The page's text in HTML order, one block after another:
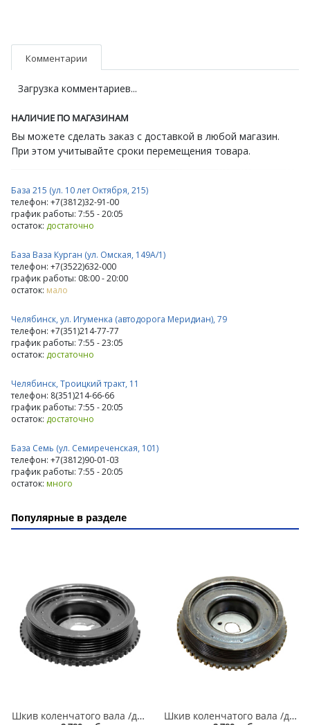
Комментарии
Загрузка комментариев...
НАЛИЧИЕ ПО МАГАЗИНАМ
Вы можете сделать заказ с доставкой в любой магазин.
При этом учитывайте сроки перемещения товара.
База 215 (ул. 10 лет Октября, 215)
телефон: +7(3812)32-91-00
график работы: 7:55 - 20:05
остаток: достаточно
База Ваза Курган (ул. Омская, 149А/1)
телефон: +7(3522)632-000
график работы: 08:00 - 20:00
остаток: мало
Челябинск, ул. Игуменка (автодорога Меридиан), 79
телефон: +7(351)214-77-77
график работы: 7:55 - 23:05
остаток: достаточно
Челябинск, Троицкий тракт, 11
телефон: 8(351)214-66-66
график работы: 7:55 - 20:05
остаток: достаточно
База Семь (ул. Семиреченская, 101)
телефон: +7(3812)90-01-03
график работы: 7:55 - 20:05
остаток: много
Популярные в разделе
Шкив коленчатого вала /демпфер/ 2112, 21124, 21126 /16 кл./ в Кургане Шкив коленчатого вала /демпфер/ 2108-099,2110-011,2113-015,11180,2190 /8-ми кл./ завод в Кургане